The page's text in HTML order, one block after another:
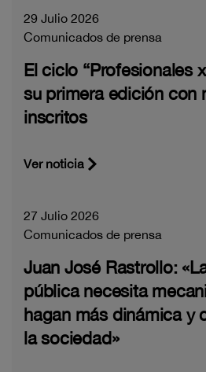
29 Julio 2026
Comunicados de prensa
El ciclo “Profesionales
su primera edición con
inscritos
Ver noticia
27 Julio 2026
Comunicados de prensa
Juan José Rastrollo:
pública necesita
hagan más dinámica y
la sociedad»